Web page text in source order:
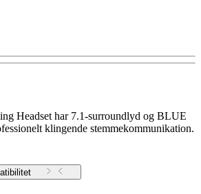
Headset har 7.1-surroundlyd og BLUE
klingende stemmekommunikation.